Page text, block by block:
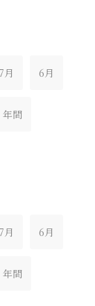
7月 6月
年間
7月 6月
年間